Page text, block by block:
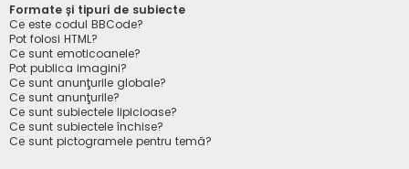
Formate și tipuri de subiecte
Ce este codul BBCode?
Pot folosi HTML?
Ce sunt emoticoanele?
Pot publica imagini?
Ce sunt anunţurile globale?
Ce sunt anunţurile?
Ce sunt subiectele lipicioase?
Ce sunt subiectele închise?
Ce sunt pictogramele pentru temă?